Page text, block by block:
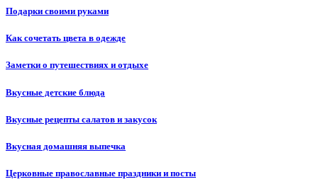
Подарки своими руками
Как сочетать цвета в одежде
Заметки о путешествиях и отдыхе
Вкусные детские блюда
Вкусные рецепты салатов и закусок
Вкусная домашняя выпечка
Церковные православные праздники и посты